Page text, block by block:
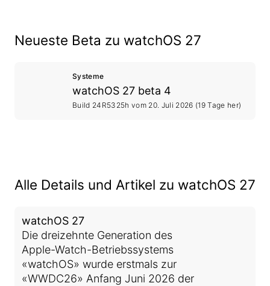
Neueste Beta zu watchOS 27
Systeme
watchOS 27 beta 4
Build 24R5325h vom 20. Juli 2026 (19 Tage her)
Alle Details und Artikel zu watchOS 27
watchOS 27
Die dreizehnte Generation des
Apple-Watch-Betriebssystems
«watchOS» wurde erstmals zur
«WWDC26» Anfang Juni 2026 der